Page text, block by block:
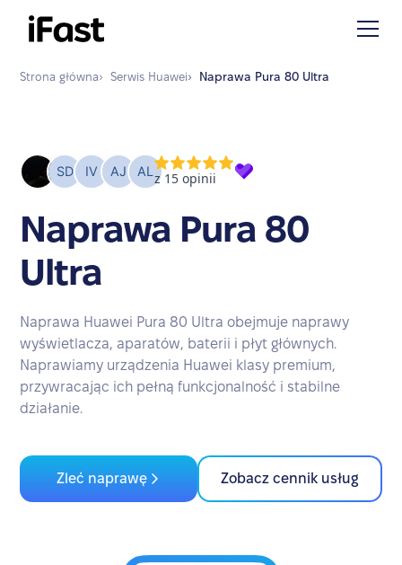
Strona główna› Serwis Huawei› Naprawa Pura 80 Ultra
Naprawa Pura 80
Ultra
Naprawa Huawei Pura 80 Ultra obejmuje naprawy
wyświetlacza, aparatów, baterii i płyt głównych.
Naprawiamy urządzenia Huawei klasy premium,
przywracając ich pełną funkcjonalność i stabilne
działanie.
Zleć naprawę Zobacz cennik usług